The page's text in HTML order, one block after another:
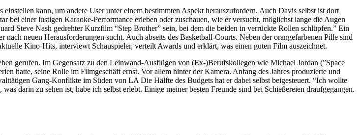
kann, um andere User unter einem bestimmten Aspekt herauszufordern. Auch Davis selbst ist dort
bei einer lustigen Karaoke-Performance erleben oder zuschauen, wie er versucht, möglichst lange die Augen
Steve Nash gedrehter Kurzfilm “Step Brother” sein, bei dem die beiden in verrückte Rollen schlüpfen.” Ein
neuen Herausforderungen sucht. Auch abseits des Basketball-Courts. Neben der orangefarbenen Pille sind
Kino-Hits, interviewt Schauspieler, verteilt Awards und erklärt, was einen guten Film auszeichnet.
gerufen. Im Gegensatz zu den Leinwand-Ausflügen von (Ex-)Berufskollegen wie Michael Jordan (”Space
hatte, seine Rolle im Filmgeschäft ernst. Vor allem hinter der Kamera. Anfang des Jahres produzierte und
Gang-Konflikte im Süden von LA Die Hälfte des Budgets hat er dabei selbst beigesteuert. “Ich wollte
darin zu sehen ist, habe ich selbst erlebt. Einige meiner besten Freunde sind bei Schießereien draufgegangen.